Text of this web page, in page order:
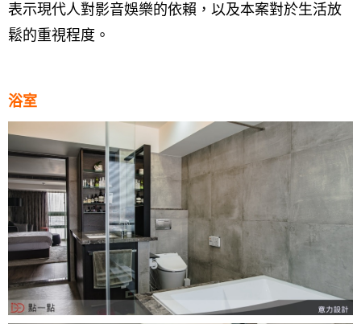
表示現代人對影音娛樂的依賴，以及本案對於生活放
鬆的重視程度。
浴室